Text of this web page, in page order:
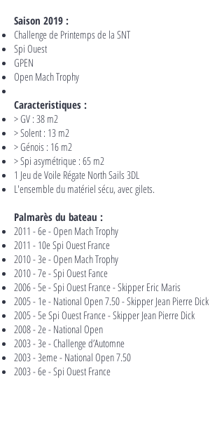
Saison 2019 :
Challenge de Printemps de la SNT
Spi Ouest
GPEN
Open Mach Trophy
Caracteristiques :
> GV : 38 m2
> Solent : 13 m2
> Génois : 16 m2
> Spi asymétrique : 65 m2
1 Jeu de Voile Régate North Sails 3DL
L'ensemble du matériel sécu, avec gilets.
Palmarès du bateau :
2011 - 6e - Open Mach Trophy
2011 - 10e Spi Ouest France
2010 - 3e - Open Mach Trophy
2010 - 7e - Spi Ouest Fance
2006 - 5e - Spi Ouest France - Skipper Eric Maris
2005 - 1e - National Open 7.50 - Skipper Jean Pierre Dick
2005 - 5e Spi Ouest France - Skipper Jean Pierre Dick
2008 - 2e - National Open
2003 - 3e - Challenge d’Automne
2003 - 3eme - National Open 7.50
2003 - 6e - Spi Ouest France